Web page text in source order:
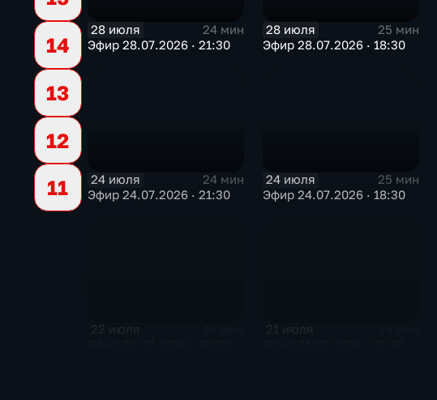
14
13
12
11
28 июля
24 мин
Эфир 28.07.2026 · 21:30
28 июля
25 мин
Эфир 28.07.2026 · 18:30
24 июля
24 мин
Эфир 24.07.2026 · 21:30
24 июля
25 мин
Эфир 24.07.2026 · 18:30
22 июля 21 июля